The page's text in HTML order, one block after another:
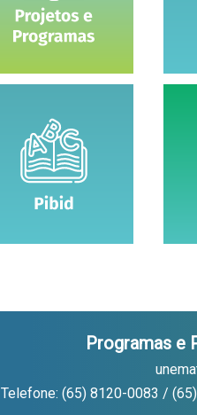
Programas e
Telefone: (65) 8120-0083 /